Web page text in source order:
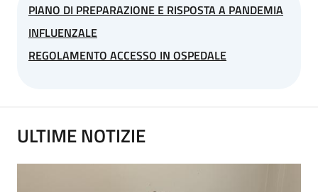
PIANO DI PREPARAZIONE E RISPOSTA A PANDEMIA
INFLUENZALE
REGOLAMENTO ACCESSO IN OSPEDALE
ULTIME NOTIZIE